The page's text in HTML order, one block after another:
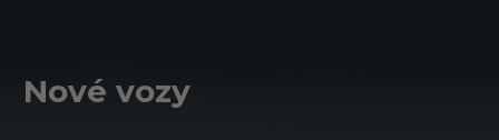
Nové vozy